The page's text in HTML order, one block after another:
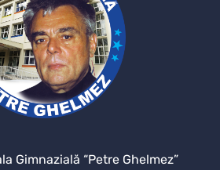
Gimnazială “Petre Ghelmez”